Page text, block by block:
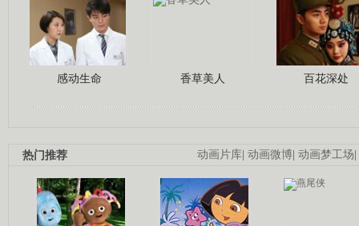
感动生命 香草美人 百花深处
动画片库| 动画微博| 动画梦工场|
热门推荐